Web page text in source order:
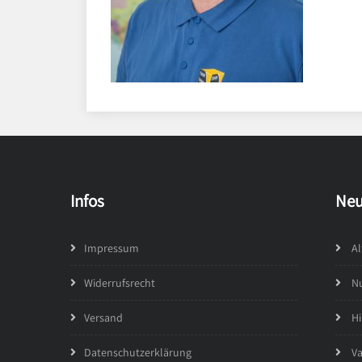
Infos
Impressum
Widerrufsrecht
Versand
Datenschutzerklärung